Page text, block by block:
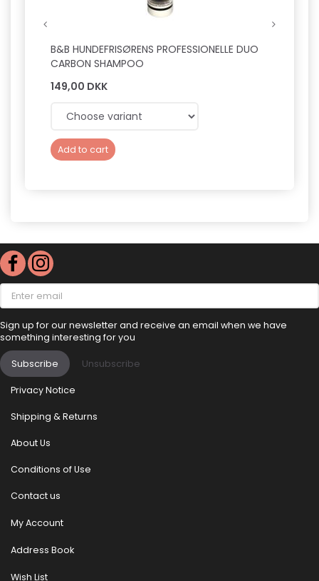
r
r
e
d
e
h
u
n
d
e
s
n
B&B HUNDEFRISØRENS PROFESSIONELLE DUO
CARBON SHAMPOO
149,00 DKK
Add to cart
Enter
email
Sign up for our newsletter and receive an email when we have
something interesting for you
Subscribe Unsubscribe
Privacy Notice
Shipping & Returns
About Us
Conditions of Use
Contact us
My Account
Address Book
Wish List